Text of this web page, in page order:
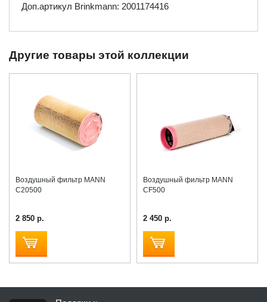
Доп.артикул Brinkmann: 2001174416
Другие товары этой коллекции
Воздушный фильтр MANN
C20500
2 850 р.
Воздушный фильтр MANN
CF500
2 450 р.